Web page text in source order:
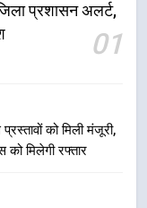
प्रशासन अलर्ट,
01
को मिली मंजूरी,
को मिलेगी रफ्तार
प्राथमिकता:
निगरानी के लिए